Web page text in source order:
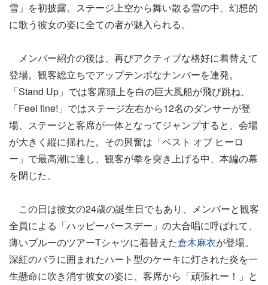
雪」を初披露。ステージ上空から舞い散る雪の中、幻想的
に歌う彼女の姿に全ての者が魅入られる。
メンバー紹介の後は、再びアクティブな格好に着替えて
登場。観客総立ちでアップテンポなナンバーを連発。
「Stand Up」では客席頭上を白の巨大風船が飛び跳ね、
「Feel fine!」ではステージ左右から12名のダンサーが登
場、ステージと客席が一体となってジャンプすると、会場
が大きく縦に揺れた。その興奮は「ベスト オブ ヒーロ
ー」で最高潮に達し、観客が拳を突き上げる中、本編の幕
を閉じた。
この日は彼女の24歳の誕生日でもあり、メンバーと観客
全員による「ハッピーバースデー」の大合唱に呼ばれて、
薄いブルーのツアーTシャツに着替えた倉木麻衣が登場。
深紅のバラに囲まれたハート型のケーキに灯された炎を一
生懸命に吹き消す彼女の姿に、客席から「頑張れー！」と